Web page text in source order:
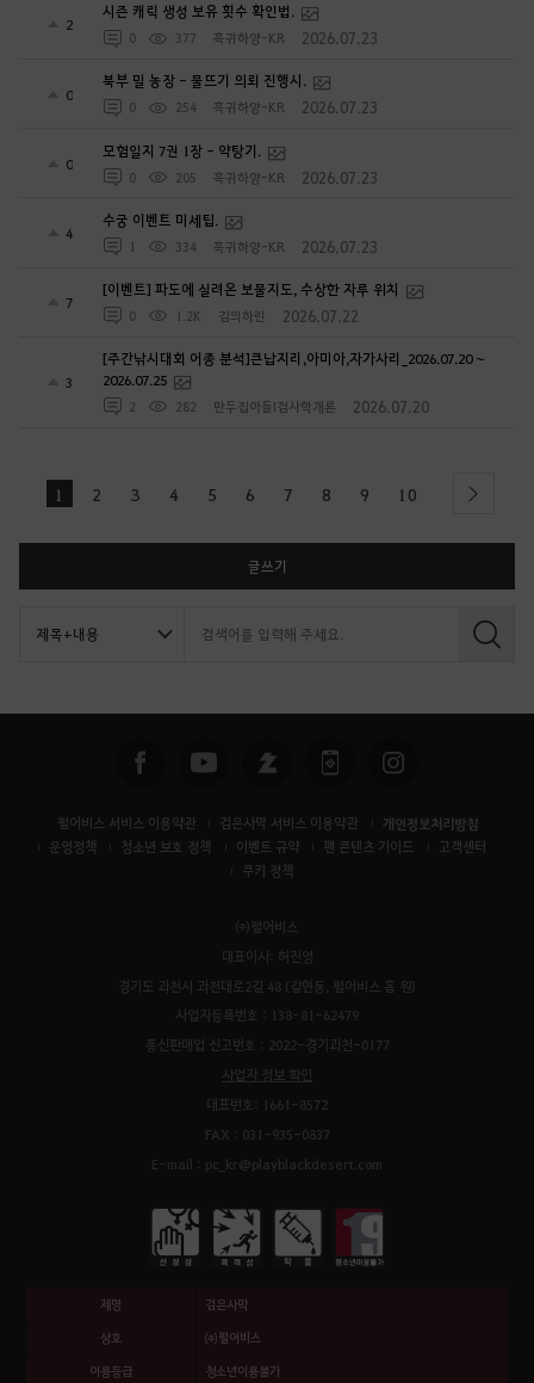
2
시즌 캐릭 생성 보유 횟수 확인법.
0 377 흑귀하양-KR 2026.07.23
0
북부 밀 농장 - 물뜨기 의뢰 진행시.
0 254 흑귀하양-KR 2026.07.23
0
모험일지 7권 1장 - 약탕기.
0 205 흑귀하양-KR 2026.07.23
4
수궁 이벤트 미세팁.
1 334 흑귀하양-KR 2026.07.23
7
[이벤트] 파도에 실려온 보물지도, 수상한 자루 위치
0 1.2K 김의하린 2026.07.22
3
[주간낚시대회 어종 분석]큰납지리,아미아,자가사리_2026.07.20 ~
2026.07.25
2 282 만두집아들I검사학개론 2026.07.20
1 2 3 4 5 6 7 8 9 10 next
글쓰기
검
펄어비스 서비스 이용약관 검은사막 서비스 이용약관 개인정보처리방침
운영정책 청소년 보호 정책 이벤트 규약 팬 콘텐츠 가이드
고객센터
쿠키 정책
㈜펄어비스
대표이사: 허진영
경기도 과천시 과천대로2길 48 (갈현동, 펄어비스 홈 원)
사업자등록번호 : 138-81-62479
통신판매업 신고번호 : 2022-경기과천-0177
사업자 정보 확인
대표번호: 1661-8572
FAX : 031-935-0837
E-mail : pc_kr@playblackdesert.com
제명 검은사막
상호 ㈜펄어비스
이용등급 청소년이용불가